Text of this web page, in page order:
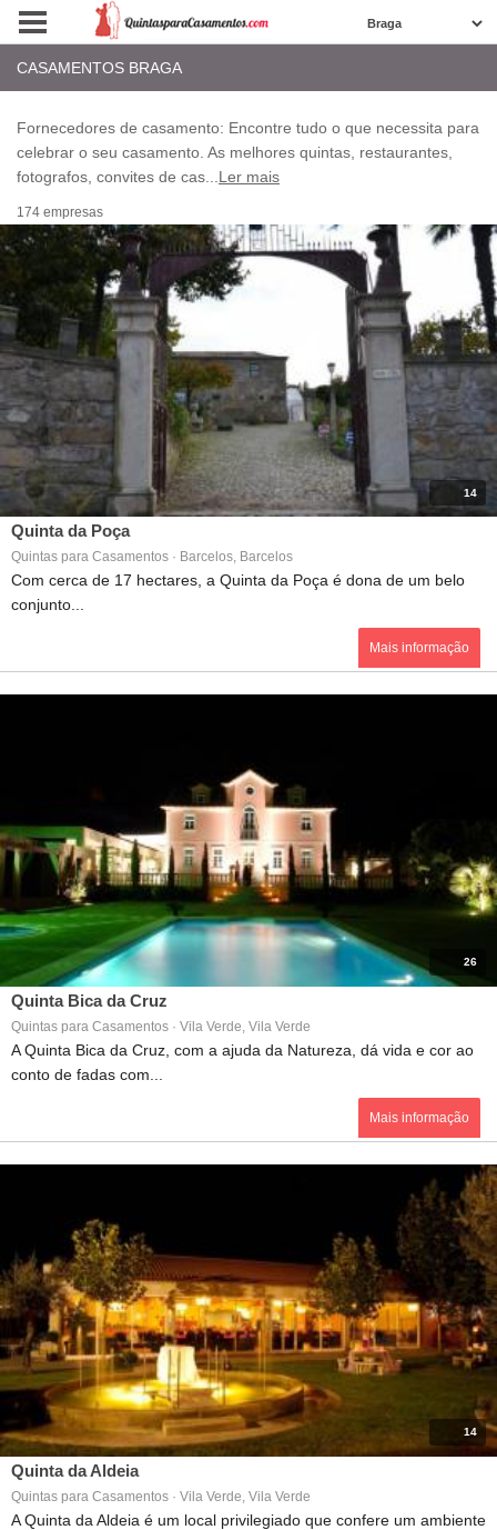
CASAMENTOS BRAGA
Fornecedores de casamento: Encontre tudo o que necessita para
celebrar o seu casamento. As melhores quintas, restaurantes,
fotografos, convites de cas
Ler mais
174 empresas
14
Quinta da Poça
Quintas para Casamentos · Barcelos, Barcelos
Com cerca de 17 hectares, a Quinta da Poça é dona de um belo
conjunto...
Mais informação
26
Quinta Bica da Cruz
Quintas para Casamentos · Vila Verde, Vila Verde
A Quinta Bica da Cruz, com a ajuda da Natureza, dá vida e cor ao
conto de fadas com...
Mais informação
14
Quinta da Aldeia
Quintas para Casamentos · Vila Verde, Vila Verde
A Quinta da Aldeia é um local privilegiado que confere um ambiente